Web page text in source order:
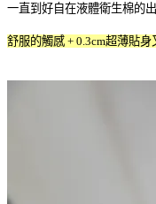
一直到好自在液體衛生棉的
舒服的觸感 + 0.3cm超薄貼